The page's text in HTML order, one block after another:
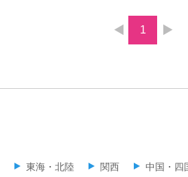
1
東海・北陸 関西 中国・四